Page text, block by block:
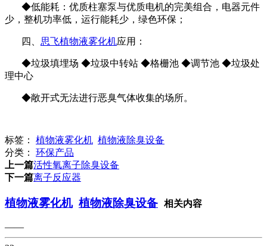
◆低能耗：优质柱塞泵与优质电机的完美组合，电器元件
少，整机功率低，运行能耗少，绿色环保；
四、 思飞植物液雾化机应用：
◆垃圾填埋场 ◆垃圾中转站 ◆格栅池 ◆调节池 ◆垃圾处
理中心
◆敞开式无法进行恶臭气体收集的场所。
标签： 植物液雾化机 植物液除臭设备
分类： 环保产品
上一篇活性氧离子除臭设备
下一篇离子反应器
植物液雾化机 植物液除臭设备 相关内容
——